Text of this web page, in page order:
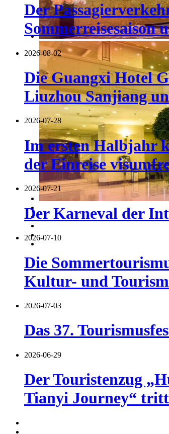
Der
Sommerreisesaison
2026-08-02
Die Guangxi Hotel
Liuzhou Sanjiang
2026-07-28
Im ersten Halbjahr
der Einreise
2026-07-21
Der Karneval der
2026-07-10
Die
Kultur- und
2026-07-03
Das 37.
2026-06-29
Der Touristenzug
Tianyi Journey“